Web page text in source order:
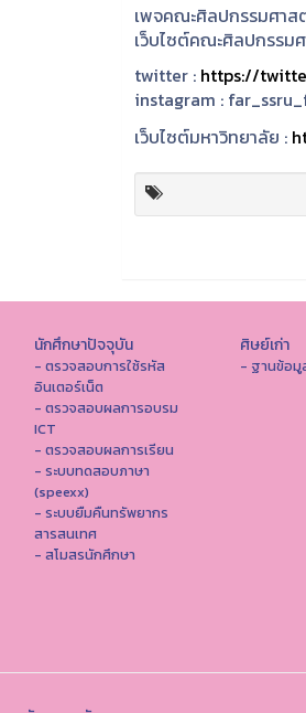
เพจคณะศิลปกรรมศาส
เว็บไซต์คณะศิลปกรรม
twitter : https://
instagram :
เว็บไซต์มหาวิทยาลัย :
นักศึกษาปัจจุบัน
- ตรวจสอบการใช้รหัส
อินเตอร์เน็ต
- ตรวจสอบผลการอบรม
ICT
- ตรวจสอบผลการเรียน
- ระบบทดสอบภาษา
(speexx)
- ระบบยืมคืนทรัพยากร
สารสนเทศ
- สโมสรนักศึกษา
ศิษย์เก่า
- ฐานข้อมู